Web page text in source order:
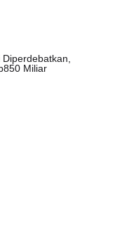
Miliar